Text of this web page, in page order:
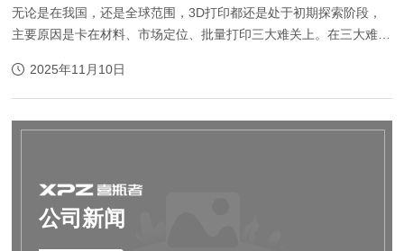
无论是在我国，还是全球范围，3D打印都还是处于初期探索阶段，
主要原因是卡在材料、市场定位、批量打印三大难关上。在三大难关
打印潜力巨大，前景一片大好。 近日，有...
2025年11月10日
公司新闻